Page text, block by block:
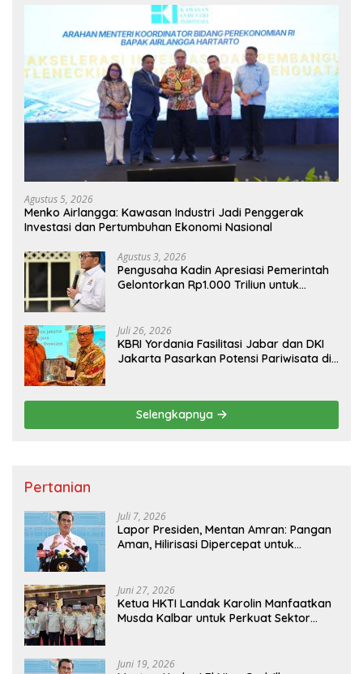
Agustus 5, 2026
Menko Airlangga: Kawasan Industri Jadi Penggerak
Investasi dan Pertumbuhan Ekonomi Nasional
Agustus 3, 2026
Pengusaha Kadin Apresiasi Pemerintah
Gelontorkan Rp1.000 Triliun untuk
Juli 26, 2026
KBRI Yordania Fasilitasi Jabar dan DKI
Jakarta Pasarkan Potensi Pariwisata di
Selengkapnya
Pertanian
Juli 7, 2026
Lapor Presiden, Mentan Amran: Pangan
Aman, Hilirisasi Dipercepat untuk
Juni 27, 2026
Ketua HKTI Landak Karolin Manfaatkan
Musda Kalbar untuk Perkuat Sektor
Juni 19, 2026